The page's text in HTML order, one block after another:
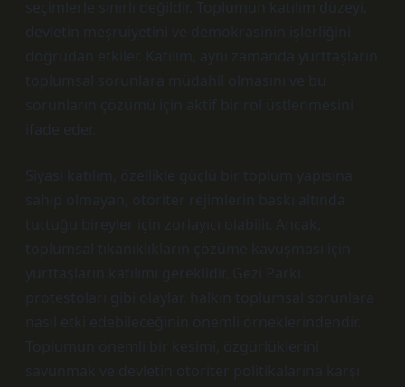
seçimlerle sınırlı değildir. Toplumun katılım düzeyi,
devletin meşruiyetini ve demokrasinin işlerliğini
doğrudan etkiler. Katılım, aynı zamanda yurttaşların
toplumsal sorunlara müdahil olmasını ve bu
sorunların çözümü için aktif bir rol üstlenmesini
ifade eder.
Siyasi katılım, özellikle güçlü bir toplum yapısına
sahip olmayan, otoriter rejimlerin baskı altında
tuttuğu bireyler için zorlayıcı olabilir. Ancak,
toplumsal tıkanıklıkların çözüme kavuşması için
yurttaşların katılımı gereklidir. Gezi Parkı
protestoları gibi olaylar, halkın toplumsal sorunlara
nasıl etki edebileceğinin önemli örneklerindendir.
Toplumun önemli bir kesimi, özgürlüklerini
savunmak ve devletin otoriter politikalarına karşı